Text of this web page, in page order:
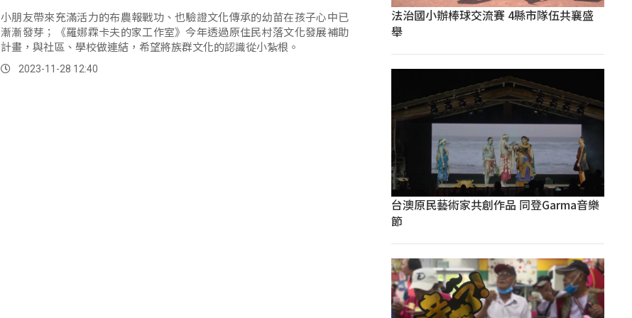
小朋友帶來充滿活力的布農報戰功、也驗證文化傳承的幼苗在孩子心中已
漸漸發芽；《羅娜霖卡夫的家工作室》今年透過原住民村落文化發展補助
計畫，與社區、學校做連結，希望將族群文化的認識從小紮根。
2023-11-28 12:40
法治國小辦棒球交流賽 4縣市隊伍共襄盛
舉
台澳原民藝術家共創作品 同登Garma音樂
節